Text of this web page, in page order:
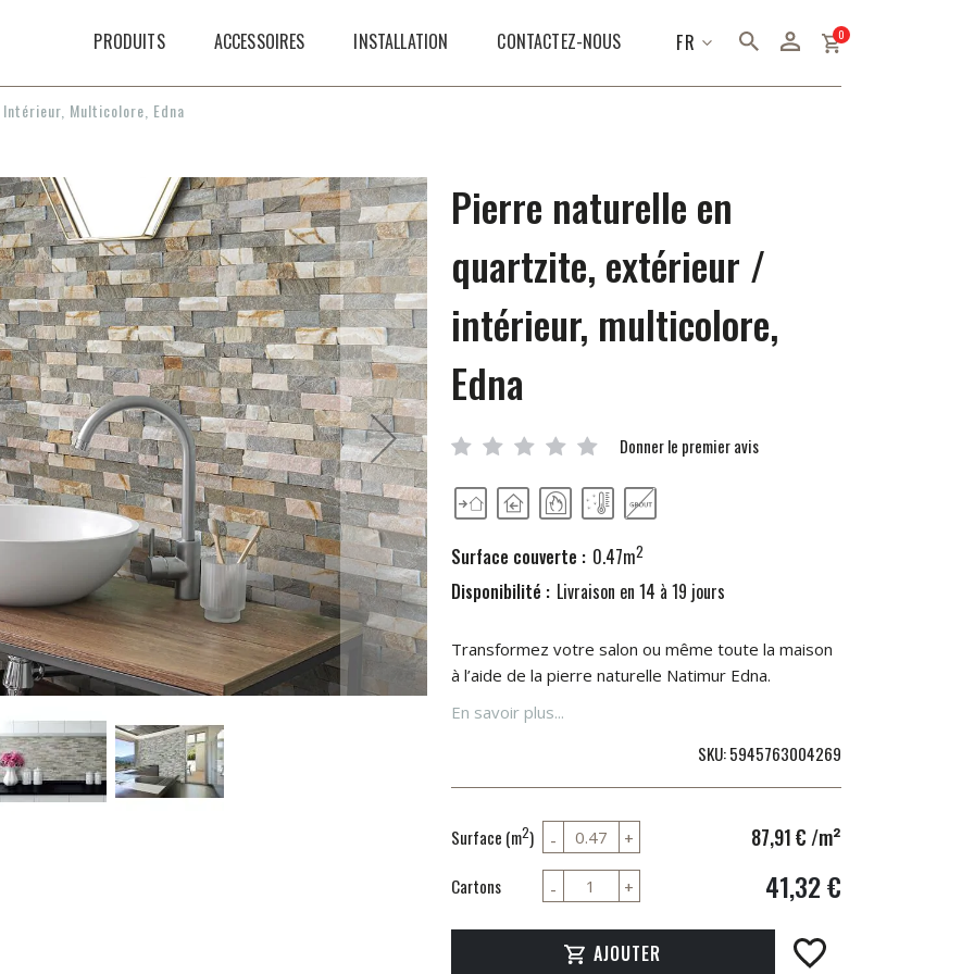
PRODUITS ACCESSOIRES INSTALLATION CONTACTEZ-NOUS LANGUE
FR 0articles
Multicolore, Edna
Pierre naturelle en
quartzite, extérieur /
intérieur, multicolore,
Edna
Donner le premier avis
Surface couverte : 0.47m2
Disponibilité : Livraison en 14 à 19 jours
Transformez votre salon ou même toute la maison
à l’aide de la pierre naturelle Natimur Edna.
En savoir plus...
SKU 5945763004269
Surface (m2) 87,91 € /m²
41,32 €
Cartons
AJOUTER